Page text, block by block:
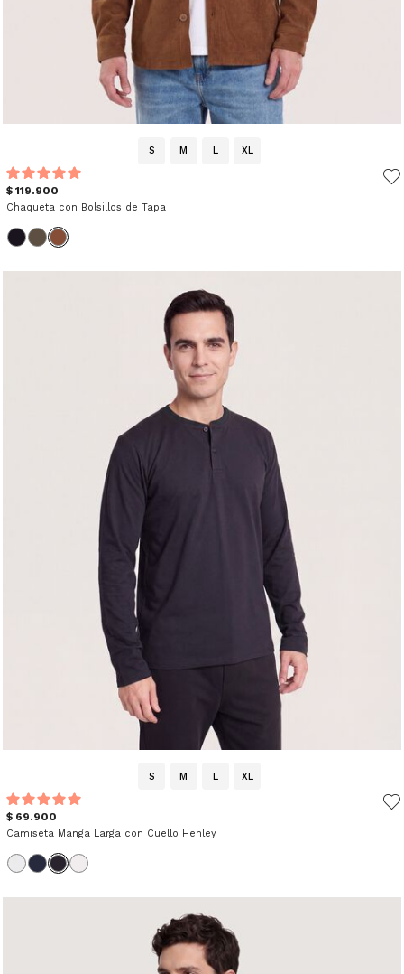
S M L XL
$ 119.900
Chaqueta con Bolsillos de Tapa
S M L XL
$ 69.900
Camiseta Manga Larga con Cuello Henley